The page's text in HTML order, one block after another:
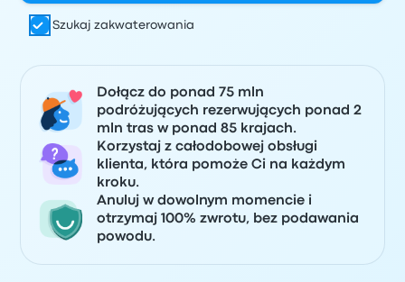
Szukaj zakwaterowania
Dołącz do ponad 75 mln
podróżujących rezerwujących ponad 2
mln tras w ponad 85 krajach.
Korzystaj z całodobowej obsługi
klienta, która pomoże Ci na każdym
kroku.
Anuluj w dowolnym momencie i
otrzymaj 100% zwrotu, bez podawania
powodu.